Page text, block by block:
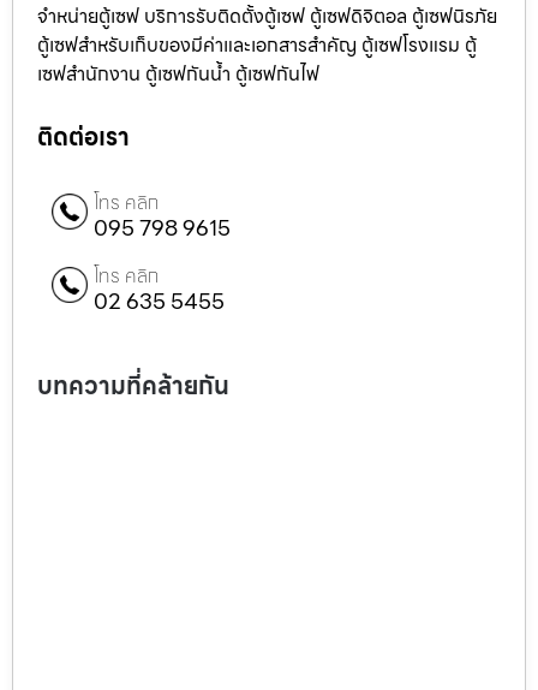
จำหน่ายตู้เซฟ บริการรับติดตั้งตู้เซฟ ตู้เซฟดิจิตอล ตู้เซฟนิรภัย
ตู้เซฟสำหรับเก็บของมีค่าและเอกสารสำคัญ ตู้เซฟโรงแรม ตู้
เซฟสำนักงาน ตู้เซฟกันน้ำ ตู้เซฟกันไฟ
ติดต่อเรา
โทร คลิก
095 798 9615
โทร คลิก
02 635 5455
บทความที่คล้ายกัน